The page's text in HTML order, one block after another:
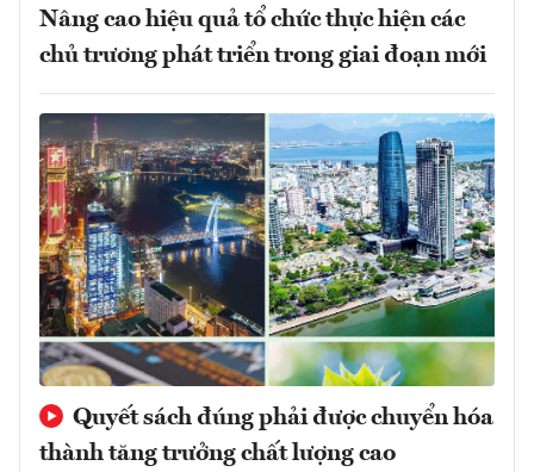
Nâng cao hiệu quả tổ chức thực hiện các
chủ trương phát triển trong giai đoạn mới
Quyết sách đúng phải được chuyển hóa
thành tăng trưởng chất lượng cao